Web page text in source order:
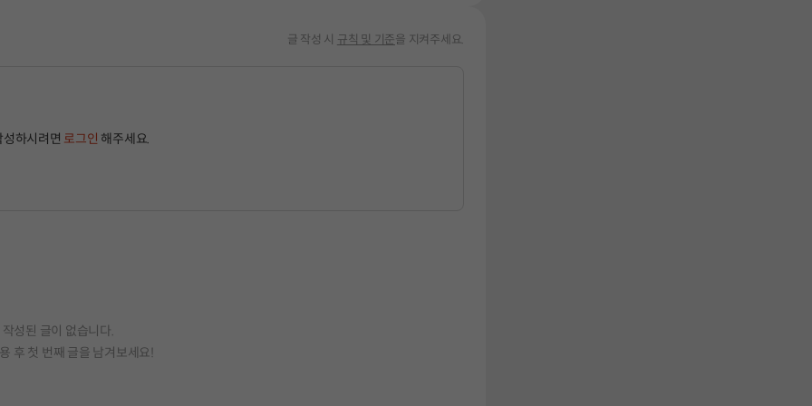
글 작성 시 규칙 및 기준을 지켜주세요.
성하시려면 로그인 해주세요.
작성된 글이 없습니다.
후 첫 번째 글을 남겨보세요!